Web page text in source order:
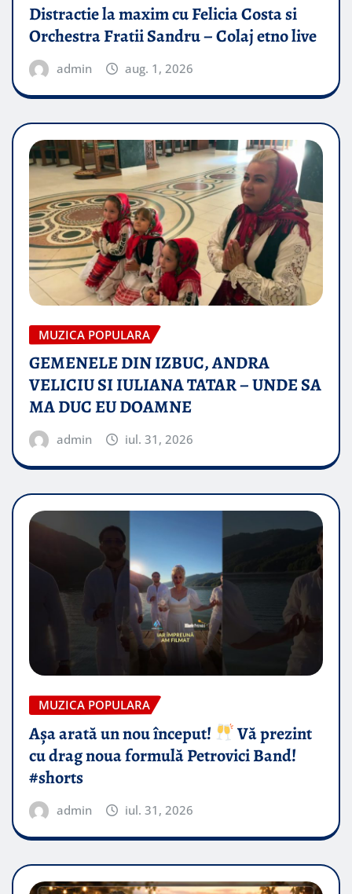
Distractie la maxim cu Felicia Costa si
Orchestra Fratii Sandru – Colaj etno live
admin aug. 1, 2026
MUZICA POPULARA
GEMENELE DIN IZBUC, ANDRA
VELICIU SI IULIANA TATAR – UNDE SA
MA DUC EU DOAMNE
admin iul. 31, 2026
MUZICA POPULARA
Așa arată un nou început!
Vă prezint
cu drag noua formulă Petrovici Band!
#shorts
admin iul. 31, 2026